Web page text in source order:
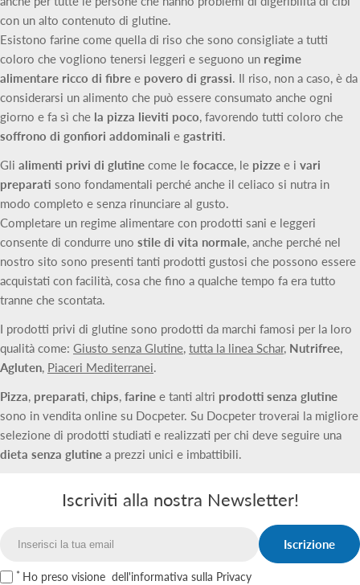
con un alto contenuto di glutine.
Esistono farine come quella di riso che sono consigliate a tutti
coloro che vogliono tenersi leggeri e seguono un regime
alimentare ricco di fibre e povero di grassi. Il riso, non a caso, è da
considerarsi un alimento che può essere consumato anche ogni
giorno e fa sì che la pizza lieviti poco, favorendo tutti coloro che
soffrono di gonfiori addominali e gastriti.
Gli alimenti privi di glutine come le focacce, le pizze e i vari
preparati sono fondamentali perché anche il celiaco si nutra in
modo completo e senza rinunciare al gusto.
Completare un regime alimentare con prodotti sani e leggeri
consente di condurre uno stile di vita normale, anche perché nel
nostro sito sono presenti tanti prodotti gustosi che possono essere
acquistati con facilità, cosa che fino a qualche tempo fa era tutto
tranne che scontata.
I prodotti privi di glutine sono prodotti da marchi famosi per la loro
qualità come: Giusto senza Glutine, tutta la linea Schar, Nutrifree,
Agluten, Piaceri Mediterranei.
Pizza, preparati, chips, farine e tanti altri prodotti senza glutine
sono in vendita online su Docpeter. Su Docpeter troverai la migliore
selezione di prodotti studiati e realizzati per chi deve seguire una
dieta senza glutine a prezzi unici e imbattibili.
Iscriviti alla nostra Newsletter!
Iscrizione
Ho preso visione dell'informativa sulla Privacy